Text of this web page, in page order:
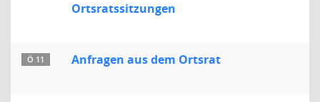
Ortsratssitzungen
Ö 11 Anfragen aus dem Ortsrat